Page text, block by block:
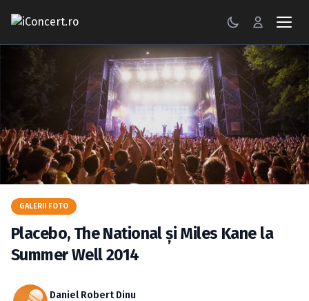
CONCERTE
PETRECERI
ŞTIRI
RECENZII
BILETE
GALERII FOTO
Placebo, The National şi Miles Kane la
Summer Well 2014
Daniel Robert Dinu